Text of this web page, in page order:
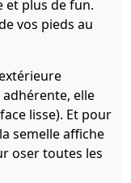
et plus de fun.
vos pieds au
elle
lisse). Et pour
semelle affiche
oser toutes les